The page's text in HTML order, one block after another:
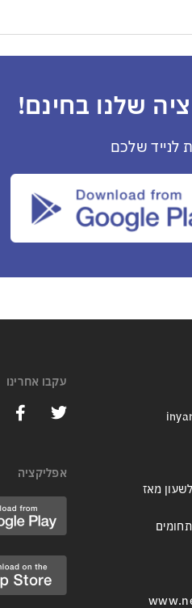
שלנו בחינם!
לנייד שלכם
מאז
עקבו אחרינו
אפליקציה